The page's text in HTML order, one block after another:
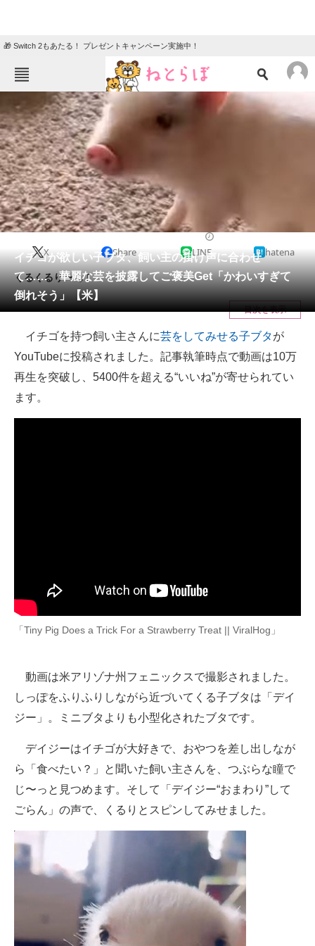
🎁 Switch 2もあたる！ プレゼントキャンペーン実施中！
ねとらぼメニュー
TOP ニュース
エンタメ
グルメ
住まい 教育・育児
動物 リサーチ
会員記事
メディア
注目記事を集めた総合ページ
ITの今と未来を見通す
スマホと通信の最新トレンド
進化するPCとデバイスの未来
マーケ×ITの今がよく分かる
ITエンジニア向け専門サイト
IT製品の技術・比較・事例
エレクトロニクス専門サイト
エネルギーの専門メディア
ちょっと気になるネットの話題
イチゴが欲しい子ブタ、飼い主の掛け声に合わせ
て…… 華麗な芸を披露してご褒美Get「かわいすぎて
倒れそう」【米】
X Share LINE hatena
くるくるり〜ん！
目次を表示
イチゴを持つ飼い主さんに芸をしてみせる子ブタが
YouTubeに投稿されました。記事執筆時点で動画は10万
再生を突破し、5400件を超える“いいね”が寄せられてい
ます。
「Tiny Pig Does a Trick For a Strawberry Treat || ViralHog」
動画は米アリゾナ州フェニックスで撮影されました。
しっぽをふりふりしながら近づいてくる子ブタは「デイ
ジー」。ミニブタよりも小型化されたブタです。
デイジーはイチゴが大好きで、おやつを差し出しなが
ら「食べたい？」と聞いた飼い主さんを、つぶらな瞳で
じ〜っと見つめます。そして「デイジー“おまわり”して
ごらん」の声で、くるりとスピンしてみせました。